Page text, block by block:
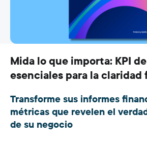
Mida lo que importa: KPI
esenciales para la claridad
Transforme sus informes
métricas que revelen el
de su negocio